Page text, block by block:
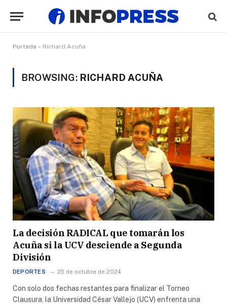
Portada » Richard Acuña
BROWSING: RICHARD ACUÑA
La decisión RADICAL que tomarán los
Acuña si la UCV desciende a Segunda
División
DEPORTES 25 de octubre de 2024
Con solo dos fechas restantes para finalizar el Torneo
Clausura, la Universidad César Vallejo (UCV) enfrenta una